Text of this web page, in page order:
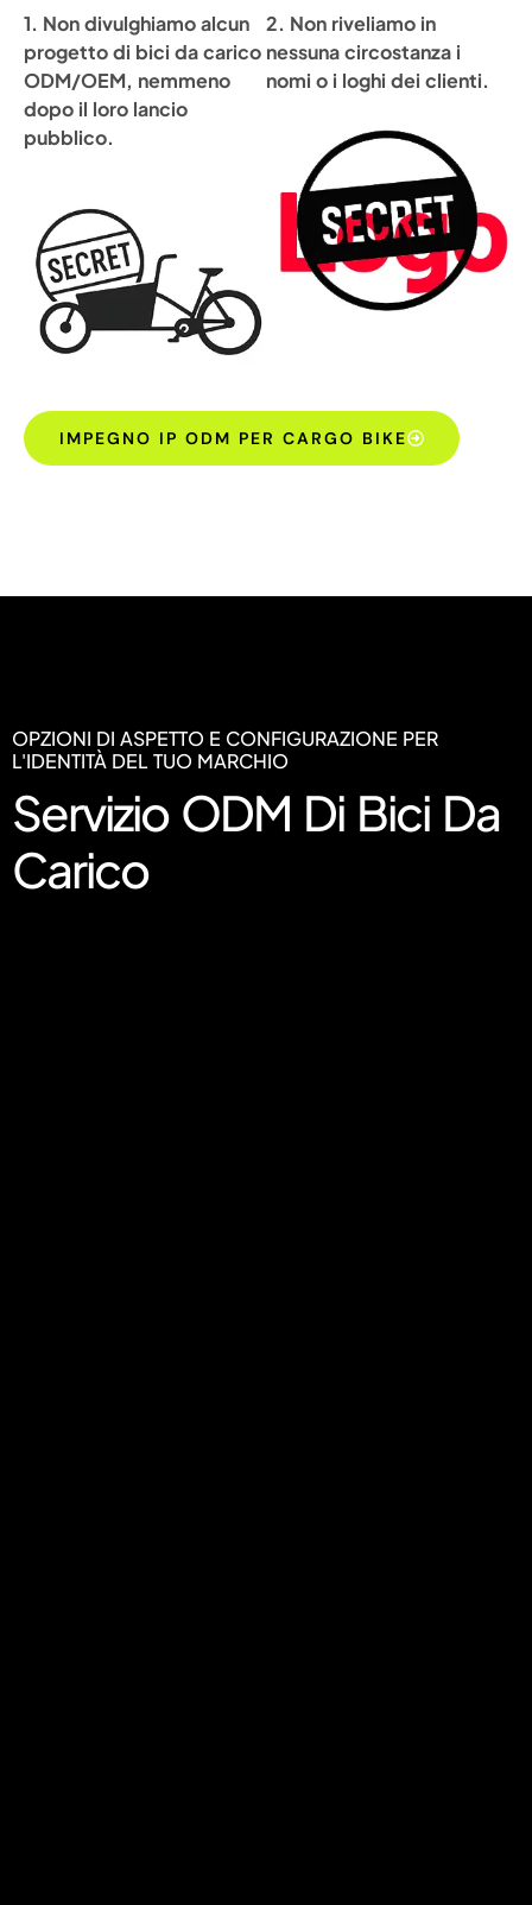
1. Non divulghiamo alcun
progetto di bici da carico
ODM/OEM, nemmeno
dopo il loro lancio
pubblico.
2. Non riveliamo in
nessuna circostanza i
nomi o i loghi dei clienti.
IMPEGNO IP ODM PER CARGO BIKE
OPZIONI DI ASPETTO E CONFIGURAZIONE PER
L'IDENTITÀ DEL TUO MARCHIO
Servizio ODM Di Bici Da
Carico